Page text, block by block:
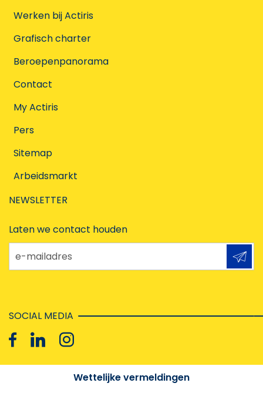
Werken bij Actiris
Grafisch charter
Beroepenpanorama
Contact
My Actiris
Pers
Sitemap
Arbeidsmarkt
NEWSLETTER
Laten we contact houden
e-mailadres
SOCIAL MEDIA
Wettelijke vermeldingen